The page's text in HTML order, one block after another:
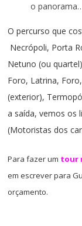
o
O percurso que
Necrópoli, Porta
Netuno (ou
Foro, Latrina,
(exterior),
a saída, vemos os
(Motoristas dos
Para fazer um tour
em escrever para
orçamento.